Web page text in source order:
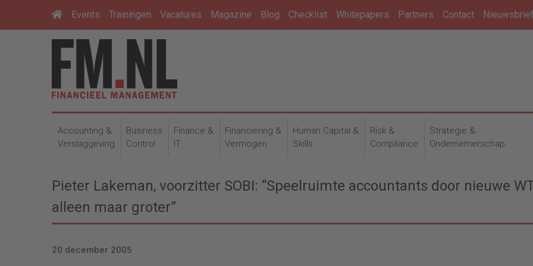
Events Trainingen Vacatures Magazine Blog Checklist Whitepapers Partners Contact
Accounting &
Verslaggeving
Business
Control
Finance &
IT
Financiering &
Vermogen
Human Capital &
Skills
Risk &
Compliance
Strategie &
Ondernemerschap
Pieter Lakeman, voorzitter SOBI: “Speelruimte accountants door nieuwe
alleen maar groter”
20 december 2005